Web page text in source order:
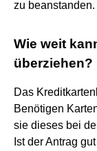
zu beanstanden.
Wie weit
überziehen?
Das
Benötigen
sie dieses bei
Ist der Antrag